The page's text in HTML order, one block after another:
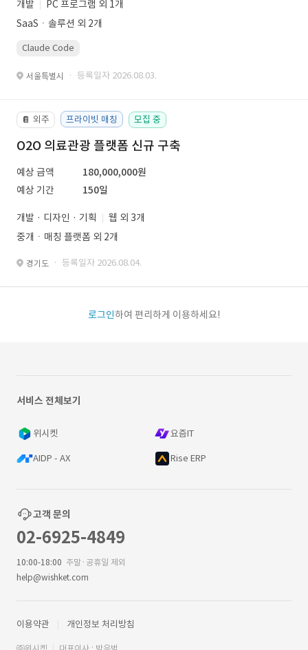
개발
PC 프로그램 외 1개
SaaSㆍ솔루션 외 2개
Claude Code
서울특별시 · 등록일자 2026.08.03.
📔 외주 프라이빗 매칭 모집 중
O2O 의료관광 플랫폼 신규 구축
예상 금액
180,000,000원
예상 기간
150일
개발 · 디자인 · 기획
웹 외 3개
중개ㆍ매칭 플랫폼 외 2개
경기도 · 등록일자 2026.08.04.
로그인하여 편리하게 이용하세요!
서비스 전체보기
위시켓 요즘IT
AIDP - AX Rise ERP
고객 문의
02-6925-4849
10:00-18:00 주말·공휴일 제외
help@wishket.com
이용약관 개인정보 처리방침